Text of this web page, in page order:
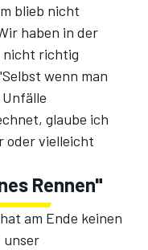
blieb nicht
haben in der
nicht richtig
wenn man
glaube ich
oder vielleicht
Rennen"
am Ende keinen
unser